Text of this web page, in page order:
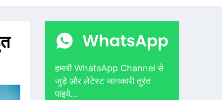
हमारी WhatsApp Channel से
जुड़े और लेटेस्ट जानकारी तुरंत
पाइये...